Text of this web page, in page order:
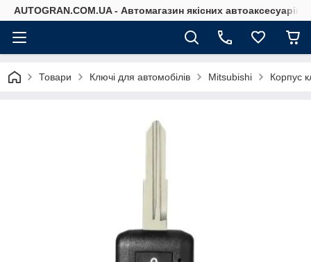
AUTOGRAN.COM.UA - Автомагазин якісних автоаксесуарів
Товари Ключі для автомобілів Mitsubishi Корпус